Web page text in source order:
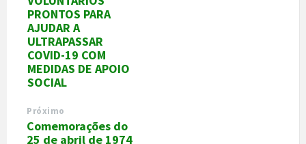
PRONTOS PARA
AJUDAR A
ULTRAPASSAR
COVID-19 COM
MEDIDAS DE APOIO
SOCIAL
Próximo
Comemorações do
25 de abril de 1974